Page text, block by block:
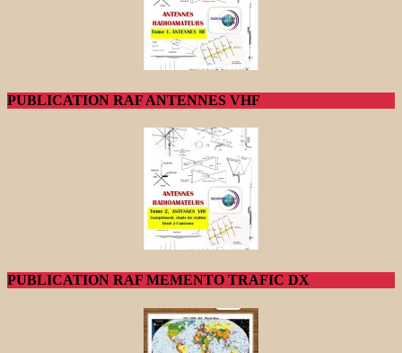
PUBLICATION RAF ANTENNES VHF
PUBLICATION RAF MEMENTO TRAFIC DX